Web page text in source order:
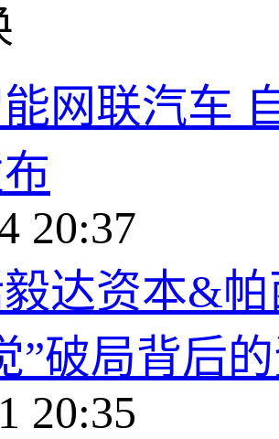
能网联汽车
20:37
达资本&
”破局背后
20:35